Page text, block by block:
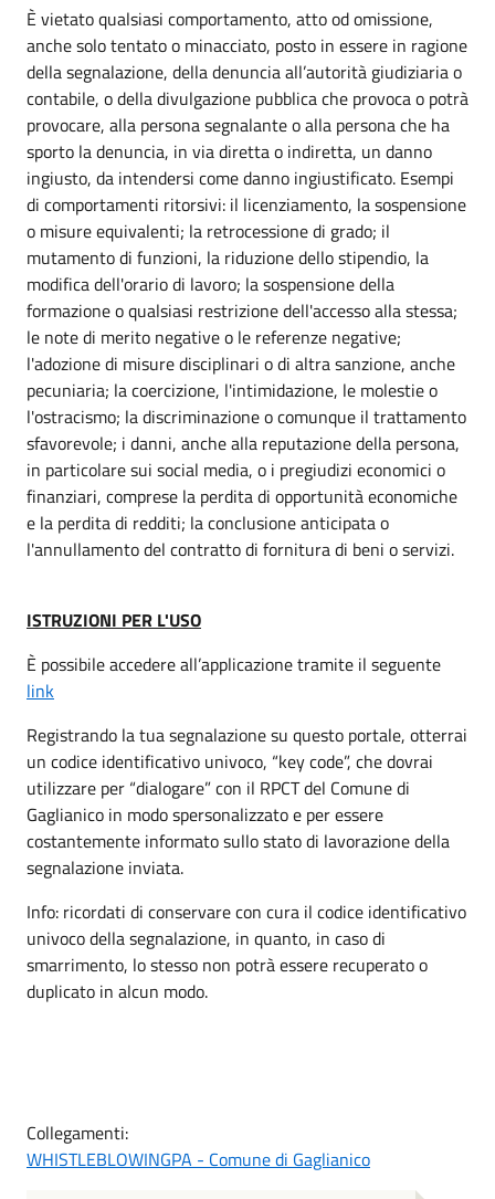
È vietato qualsiasi comportamento, atto od omissione,
anche solo tentato o minacciato, posto in essere in ragione
della segnalazione, della denuncia all’autorità giudiziaria o
contabile, o della divulgazione pubblica che provoca o potrà
provocare, alla persona segnalante o alla persona che ha
sporto la denuncia, in via diretta o indiretta, un danno
ingiusto, da intendersi come danno ingiustificato. Esempi
di comportamenti ritorsivi: il licenziamento, la sospensione
o misure equivalenti; la retrocessione di grado; il
mutamento di funzioni, la riduzione dello stipendio, la
modifica dell'orario di lavoro; la sospensione della
formazione o qualsiasi restrizione dell'accesso alla stessa;
le note di merito negative o le referenze negative;
l'adozione di misure disciplinari o di altra sanzione, anche
pecuniaria; la coercizione, l'intimidazione, le molestie o
l'ostracismo; la discriminazione o comunque il trattamento
sfavorevole; i danni, anche alla reputazione della persona,
in particolare sui social media, o i pregiudizi economici o
finanziari, comprese la perdita di opportunità economiche
e la perdita di redditi; la conclusione anticipata o
l'annullamento del contratto di fornitura di beni o servizi.
ISTRUZIONI PER L'USO
È possibile accedere all’applicazione tramite il seguente
link
Registrando la tua segnalazione su questo portale, otterrai
un codice identificativo univoco, “key code”, che dovrai
utilizzare per “dialogare” con il RPCT del Comune di
Gaglianico in modo spersonalizzato e per essere
costantemente informato sullo stato di lavorazione della
segnalazione inviata.
Info: ricordati di conservare con cura il codice identificativo
univoco della segnalazione, in quanto, in caso di
smarrimento, lo stesso non potrà essere recuperato o
duplicato in alcun modo.
Collegamenti:
WHISTLEBLOWINGPA - Comune di Gaglianico